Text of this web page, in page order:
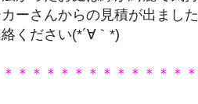
ーさんからの見積が出まし
ください(*´∀｀*)
＊＊＊＊＊＊＊＊＊＊＊＊＊